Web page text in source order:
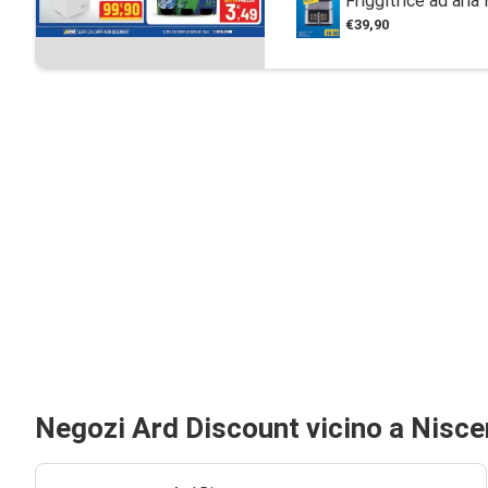
€39,90
Negozi Ard Discount vicino a